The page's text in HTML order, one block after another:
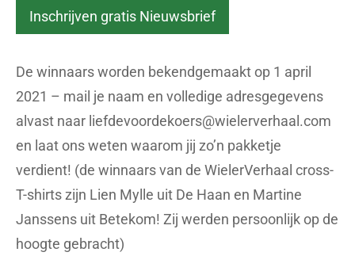
De winnaars worden bekendgemaakt op 1 april
2021 – mail je naam en volledige adresgegevens
alvast naar liefdevoordekoers@wielerverhaal.com
en laat ons weten waarom jij zo’n pakketje
verdient! (de winnaars van de WielerVerhaal cross-
T-shirts zijn Lien Mylle uit De Haan en Martine
Janssens uit Betekom! Zij werden persoonlijk op de
hoogte gebracht)